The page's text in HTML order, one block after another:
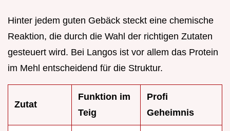
Hinter jedem guten Gebäck steckt eine chemische
Reaktion, die durch die Wahl der richtigen Zutaten
gesteuert wird. Bei Langos ist vor allem das Protein
im Mehl entscheidend für die Struktur.
Zutat
Funktion im
Teig
Profi
Geheimnis